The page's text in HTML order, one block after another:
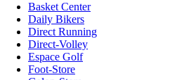
Basket Center
Daily Bikers
Direct Running
Direct-Volley
Espace Golf
Foot-Store